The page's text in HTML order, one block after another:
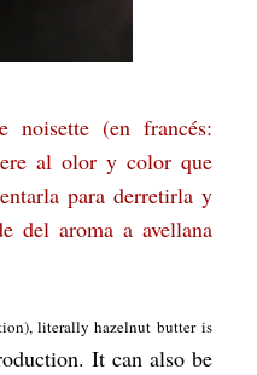
noisette (enfrancés:
al olor y color que
para derretirla y
del aroma a avellana
), literally hazelnut butter is
It can also be